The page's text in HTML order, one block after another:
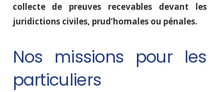
collecte de preuves recevables devant les
juridictions civiles, prud’homales ou pénales.
Nos missions pour les
particuliers